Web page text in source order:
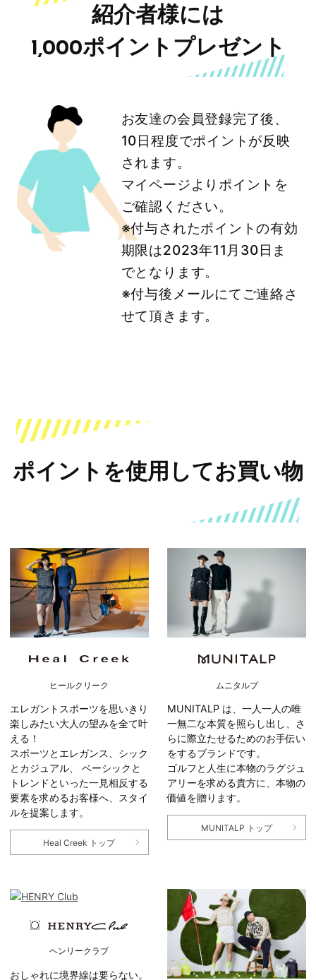
紹介者様には
1,000ポイントプレゼント
お友達の会員登録完了後、
10日程度でポイントが反映
されます。
マイページよりポイントを
ご確認ください。
※付与されたポイントの有効
期限は2023年11月30日ま
でとなります。
※付与後メールにてご連絡さ
せて頂きます。
ポイントを使用してお買い物
ヒールクリーク
エレガントスポーツを思いきり
楽しみたい大人の望みを全て叶
える！
スポーツとエレガンス、シック
とカジュアル、 ベーシックと
トレンドといった一見相反する
要素を求めるお客様へ、スタイ
ルを提案します。
Heal Creek トップ
ムニタルプ
MUNITALP は、一人一人の唯
一無二な本質を照らし出し、さ
らに際立たせるためのお手伝い
をするブランドです。
ゴルフと人生に本物のラグジュ
アリーを求める貴方に、本物の
価値を贈ります。
MUNITALP トップ
ヘンリークラブ
おしゃれに境界線は要らない。